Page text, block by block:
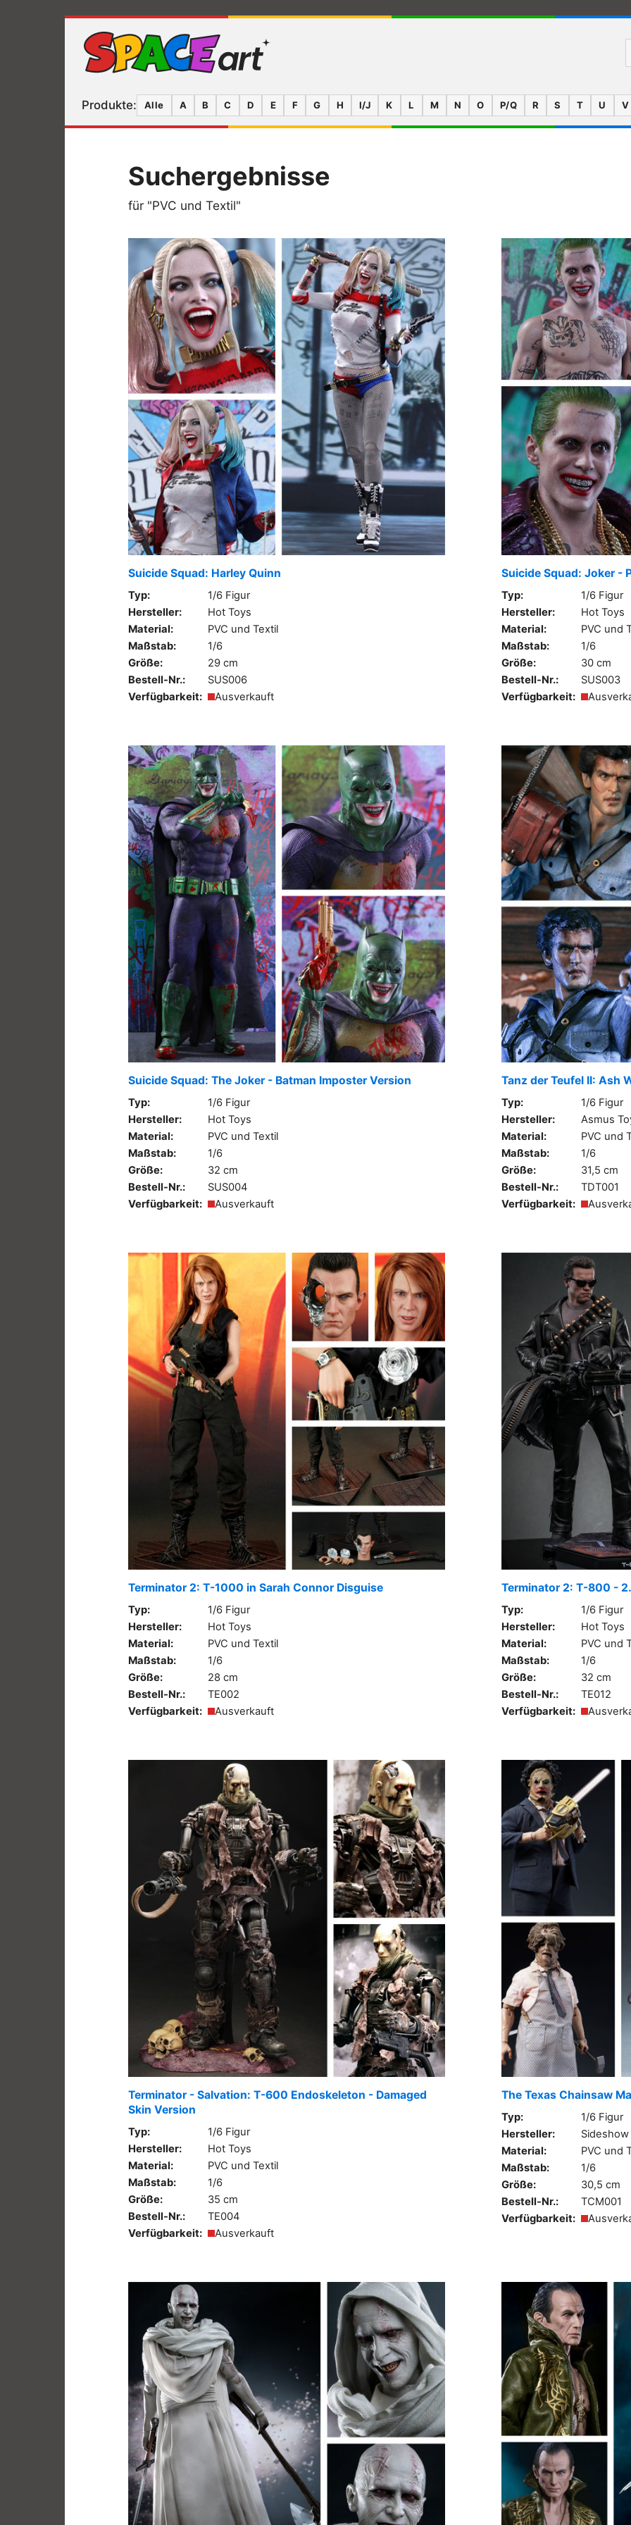
Produkte: Alle A B C D E F G H I/J K L M N O P/Q R S T U V
Suchergebnisse
für "PVC und Textil"
Suicide Squad: Harley Quinn
Typ:
1/6 Figur
Hersteller:
Hot Toys
Material:
PVC und Textil
Maßstab:
1/6
Größe:
29 cm
Bestell-Nr.:
SUS006
Verfügbarkeit:
Ausverkauft
Suicide Squad: Joker -
Typ:
1/6 Figur
Hersteller:
Hot Toys
Material:
PVC und
Maßstab:
1/6
Größe:
30 cm
Bestell-Nr.:
SUS003
Verfügbarkeit:
Suicide Squad: The Joker - Batman Imposter Version
Typ:
1/6 Figur
Hersteller:
Hot Toys
Material:
PVC und Textil
Maßstab:
1/6
Größe:
32 cm
Bestell-Nr.:
SUS004
Verfügbarkeit:
Ausverkauft
Tanz der Teufel II: Ash
Typ:
1/6 Figur
Hersteller:
Asmus
Material:
PVC und
Maßstab:
1/6
Größe:
31,5 cm
Bestell-Nr.:
TDT001
Verfügbarkeit:
Terminator 2: T-1000 in Sarah Connor Disguise
Typ:
1/6 Figur
Hersteller:
Hot Toys
Material:
PVC und Textil
Maßstab:
1/6
Größe:
28 cm
Bestell-Nr.:
TE002
Verfügbarkeit:
Ausverkauft
Terminator 2: T-800 -
Typ:
1/6 Figur
Hersteller:
Hot Toys
Material:
PVC und
Maßstab:
1/6
Größe:
32 cm
Bestell-Nr.:
TE012
Verfügbarkeit:
Terminator - Salvation: T-600 Endoskeleton - Damaged
Skin Version
Typ:
1/6 Figur
Hersteller:
Hot Toys
Material:
PVC und Textil
Maßstab:
1/6
Größe:
35 cm
Bestell-Nr.:
TE004
Verfügbarkeit:
Ausverkauft
The Texas Chainsaw
Typ:
1/6 Figur
Hersteller:
Sideshow
Material:
PVC und
Maßstab:
1/6
Größe:
30,5 cm
Bestell-Nr.:
TCM001
Verfügbarkeit: